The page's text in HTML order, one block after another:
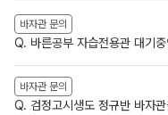
바자관 문의
Q. 바른공부 자습전용관 대기
바자관 문의
Q. 검정고시생도 정규반 바자